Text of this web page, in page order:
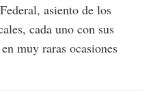
asiento de los
cada uno con sus
muy raras ocasiones